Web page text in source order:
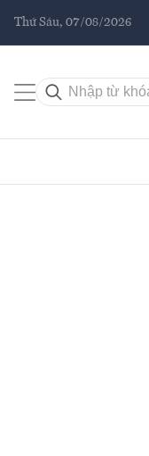
Thứ Sáu, 07/08/2026